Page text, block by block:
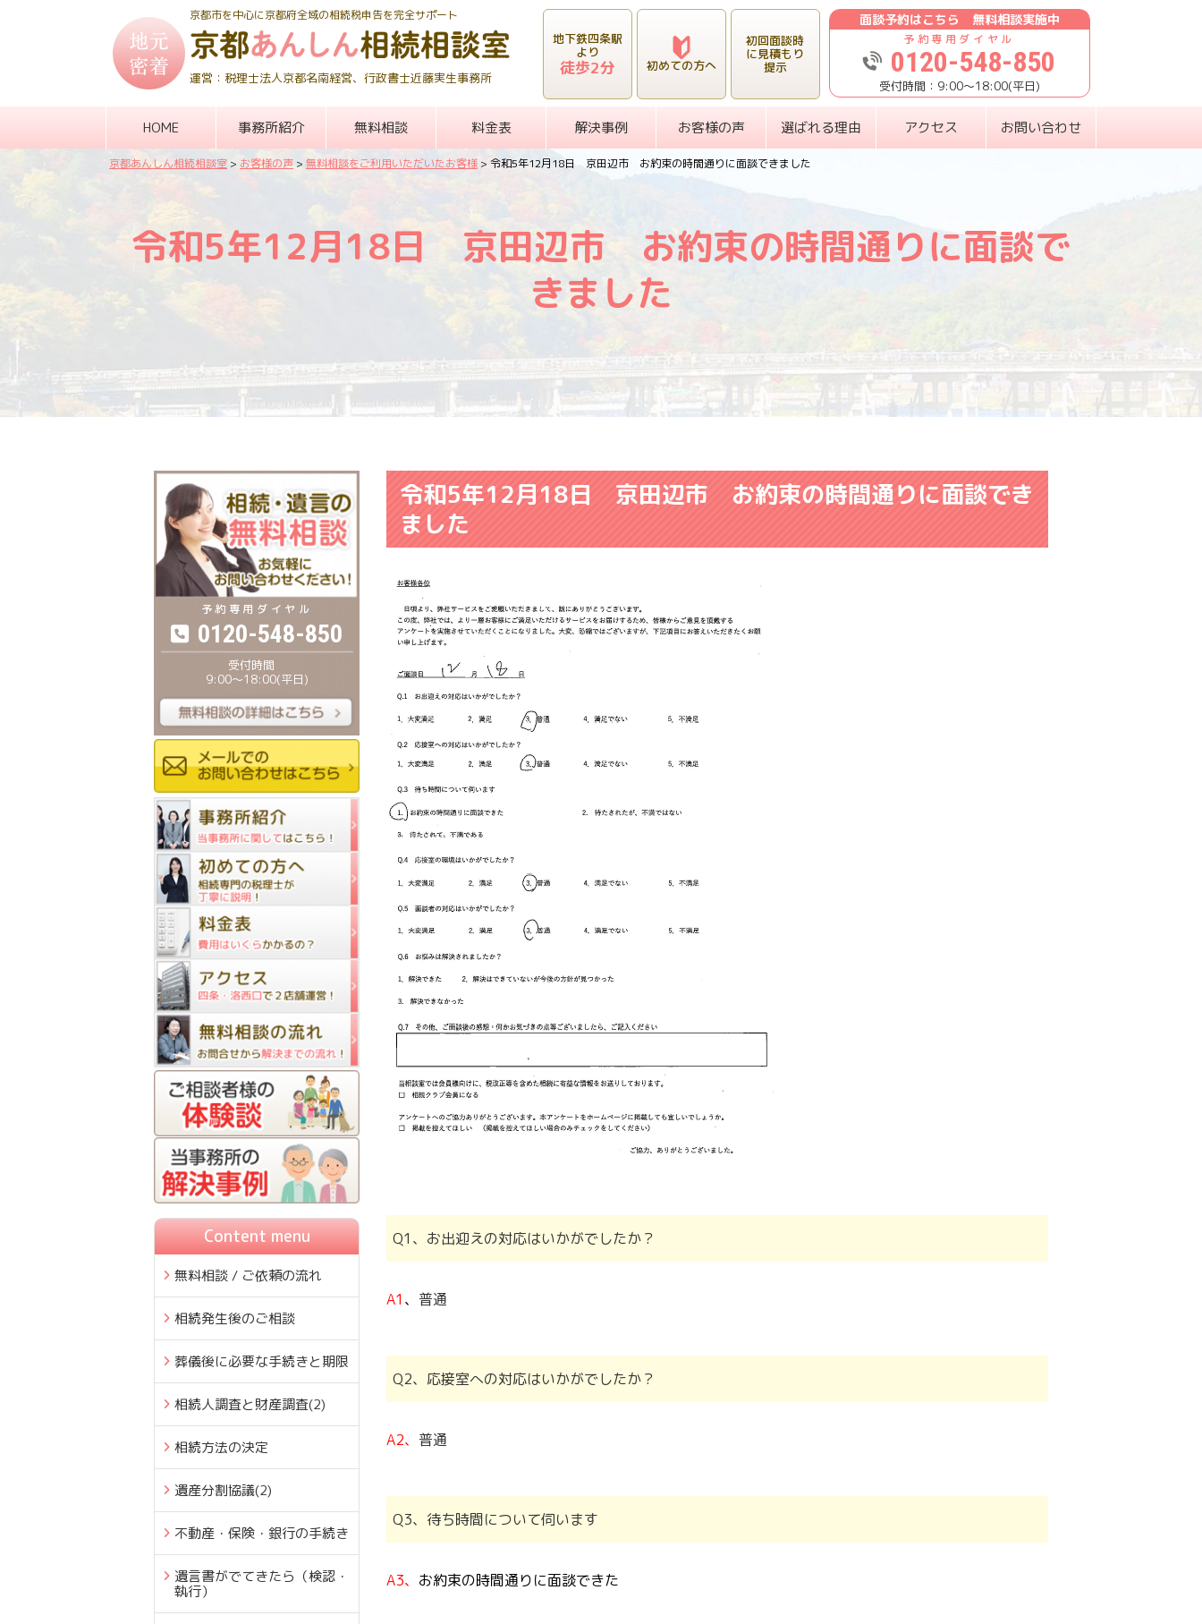
京都市を中心に京都府全域の相続税申告を完全サポート
運営：税理士法人京都名南経営、行政書士近藤実生事務所
地下鉄四条駅
より
徒歩2分 初めての方へ
初回面談時
に見積もり
提示
面談予約はこちら 無料相談実施中
0120-548-850
9:00〜18:00(平日)
HOME 事務所紹介 無料相談 料金表 解決事例 お客様の声 選ばれる理由 アクセス お問い合わせ
京都あんしん相続相談室 > お客様の声 > 無料相談をご利用いただいたお客様 > 令和5年12月18日 京田辺市 お約束の時間通りに面談できました
令和5年12月18日 京田辺市 お約束の時間通りに面談で
きました
令和5年12月18日 京田辺市 お約束の時間通りに面談でき
ました
Q1、お出迎えの対応はいかがでしたか？
A1 、 普通
Q2、応接室への対応はいかがでしたか？
A2、 普通
Q3、待ち時間について伺います
A3、 お約束の時間通りに面談できた
0120-548-850
9:00〜18:00(平日)
Content menu
無料相談 / ご依頼の流れ
相続発生後のご相談
葬儀後に必要な手続きと期限
相続人調査と財産調査(2)
相続方法の決定
遺産分割協議(2)
不動産・保険・銀行の手続き
遺言書がでてきたら（検認・
執行）